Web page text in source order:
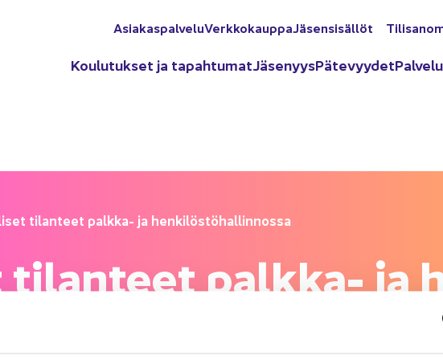
Asia­kas­pal­ve­luVerk­ko­kaup­paJä­sen­si­säl­löt
Kou­lu­tuk­set ja ta­pah­tu­matJä­se­nyysPä­te­vyy­det
ti­lan­teet palkka-​ ja hen­ki­lös­tö­hal­lin­nos­sa
ti­lan­teet palkka-​ ja